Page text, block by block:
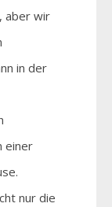
aber wir
in der
einer
nur die